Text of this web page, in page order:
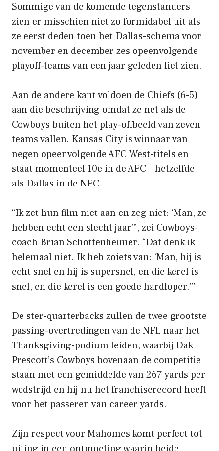
Sommige van de komende tegenstanders
zien er misschien niet zo formidabel uit als
ze eerst deden toen het Dallas-schema voor
november en december zes opeenvolgende
playoff-teams van een jaar geleden liet zien.
Aan de andere kant voldoen de Chiefs (6-5)
aan die beschrijving omdat ze net als de
Cowboys buiten het play-offbeeld van zeven
teams vallen. Kansas City is winnaar van
negen opeenvolgende AFC West-titels en
staat momenteel 10e in de AFC – hetzelfde
als Dallas in de NFC.
“Ik zet hun film niet aan en zeg niet: ‘Man, ze
hebben echt een slecht jaar'”, zei Cowboys-
coach Brian Schottenheimer. “Dat denk ik
helemaal niet. Ik heb zoiets van: ‘Man, hij is
echt snel en hij is supersnel, en die kerel is
snel, en die kerel is een goede hardloper.'”
De ster-quarterbacks zullen de twee grootste
passing-overtredingen van de NFL naar het
Thanksgiving-podium leiden, waarbij Dak
Prescott’s Cowboys bovenaan de competitie
staan ​​met een gemiddelde van 267 yards per
wedstrijd en hij nu het franchiserecord heeft
voor het passeren van career yards.
Zijn respect voor Mahomes komt perfect tot